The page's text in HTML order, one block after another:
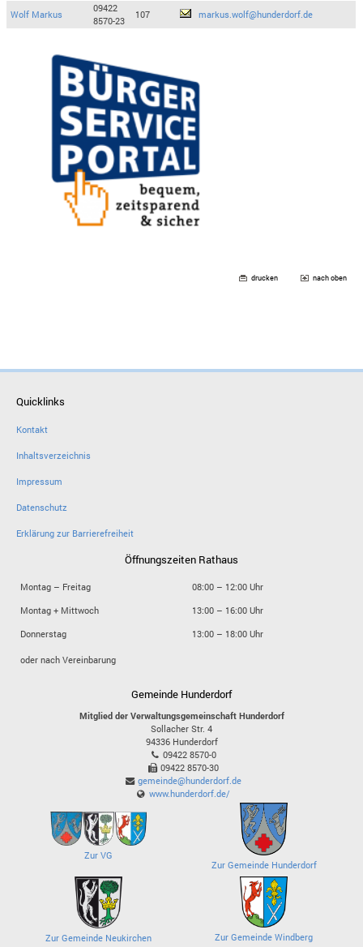
Wolf Markus
09422
8570-23
107 markus.wolf@hunderdorf.de
drucken nach oben
Quicklinks
Kontakt
Inhaltsverzeichnis
Impressum
Datenschutz
Erklärung zur Barrierefreiheit
Öffnungszeiten Rathaus
Montag – Freitag
08:00 – 12:00 Uhr
Montag + Mittwoch
13:00 – 16:00 Uhr
Donnerstag
13:00 – 18:00 Uhr
oder nach Vereinbarung
Gemeinde Hunderdorf
Mitglied der Verwaltungsgemeinschaft Hunderdorf
Sollacher Str. 4
94336 Hunderdorf
09422 8570-0
09422 8570-30
gemeinde@hunderdorf.de
www.hunderdorf.de/
Zur VG
Zur Gemeinde Hunderdorf
Zur Gemeinde Neukirchen Zur Gemeinde Windberg